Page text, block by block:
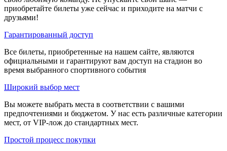
приобретайте билеты уже сейчас и приходите на матчи с
друзьями!
Гарантированный доступ
Все билеты, приобретенные на нашем сайте, являются
официальными и гарантируют вам доступ на стадион во
время выбранного спортивного события
Широкий выбор мест
Вы можете выбрать места в соответствии с вашими
предпочтениями и бюджетом. У нас есть различные категории
мест, от VIP-лож до стандартных мест.
Простой процесс покупки